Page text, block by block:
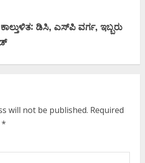
ಕಾಲ್ತುಳಿತ: ಡಿಸಿ, ಎಸ್‌ಪಿ ವರ್ಗ, ಇಬ್ಬರು
will not be published. Required
*